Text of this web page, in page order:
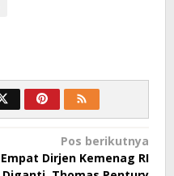
Pos berikutnya
Empat Dirjen Kemenag RI